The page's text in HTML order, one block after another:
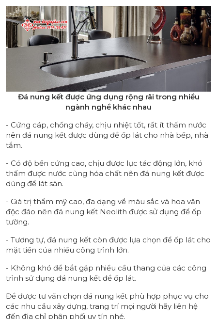
Đá nung kết được ứng dụng rộng rãi trong nhiều
ngành nghề khác nhau
- Cứng cáp, chống cháy, chịu nhiệt tốt, rất ít thấm nước
nên đá nung kết được dùng để ốp lát cho nhà bếp, nhà
tắm.
- Có độ bền cứng cao, chịu được lực tác động lớn, khó
thấm được nước cùng hóa chất nên đá nung kết được
dùng để lát sàn.
- Giá trị thẩm mỹ cao, đa dạng về màu sắc và hoa văn
độc đáo nên đá nung kết Neolith được sử dụng để ốp
tường.
- Tương tự, đá nung kết còn được lựa chọn để ốp lát cho
mặt tiền của nhiều công trình lớn.
- Không khó để bắt gặp nhiều cầu thang của các công
trình sử dụng đá nung kết để ốp lát.
Để được tư vấn chọn đá nung kết phù hợp phục vụ cho
các nhu cầu xây dựng, trang trí mọi người hãy liên hệ
đến địa chỉ phân phối uy tín nhé.